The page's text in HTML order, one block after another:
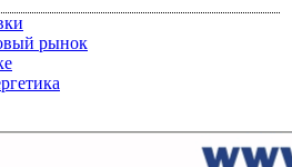
рынок